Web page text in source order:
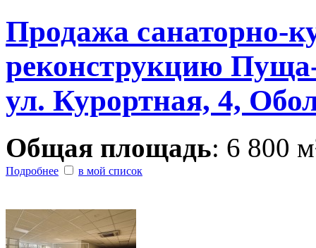
Продажа санаторно-
реконструкцию
ул. Курортная, 4,
Общая площадь: 6 800
Подробнее в мой список